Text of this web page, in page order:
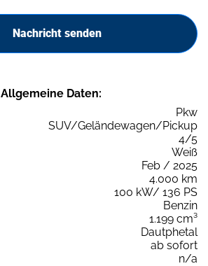
Nachricht senden
Allgemeine Daten:
Pkw
SUV/Geländewagen/Pickup
4/5
Weiß
Feb / 2025
4.000 km
100 kW/ 136 PS
Benzin
1.199 cm³
Dautphetal
ab sofort
n/a